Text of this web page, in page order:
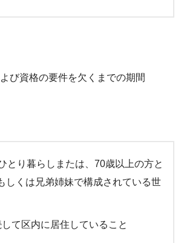
び資格の要件を欠くまでの期間
とり暮らしまたは、70歳以上の方と
しくは兄弟姉妹で構成されている世
て区内に居住していること